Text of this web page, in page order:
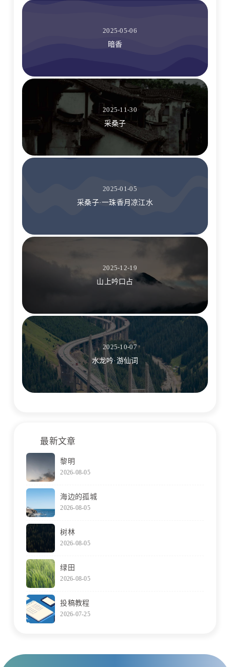
2025-05-06
暗香
2025-11-30
采桑子
2025-01-05
采桑子·一珠香月凉江水
2025-12-19
山上吟口占
2025-10-07
水龙吟·游仙词
最新文章
黎明
2026-08-05
海边的孤城
2026-08-05
树林
2026-08-05
绿田
2026-08-05
投稿教程
2026-07-25